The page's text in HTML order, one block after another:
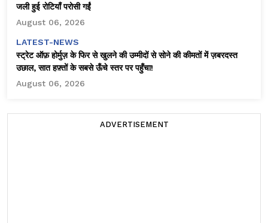
जली हुई रोटियाँ परोसी गईं
August 06, 2026
LATEST-NEWS
स्ट्रेट ऑफ़ होर्मुज़ के फिर से खुलने की उम्मीदों से सोने की कीमतों में ज़बरदस्त
उछाल, सात हफ़्तों के सबसे ऊँचे स्तर पर पहुँचा!
August 06, 2026
ADVERTISEMENT